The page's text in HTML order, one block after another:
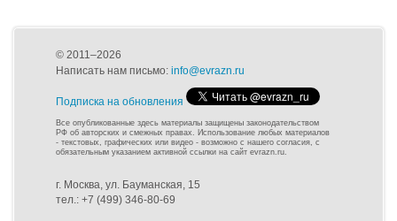
© 2011–2026
Написать нам письмо: info@evrazn.ru
Подписка на обновления
Все опубликованные здесь материалы защищены законодательством
РФ об авторских и смежных правах. Использование любых материалов
- текстовых, графических или видео - возможно с нашего согласия, с
обязательным указанием активной ссылки на сайт evrazn.ru.
г. Москва, ул. Бауманская, 15
тел.: +7 (499) 346-80-69